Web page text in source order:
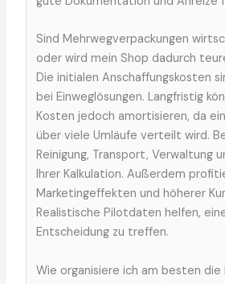
Sind Mehrwegverpackungen
oder wird mein Shop dadurch
Die initialen Anschaffungskosten
bei Einweglösungen. Langfristig
Kosten jedoch amortisieren, da
über viele Umläufe verteilt wird.
Reinigung, Transport, Verwaltung
Ihrer Kalkulation. Außerdem
Marketingeffekten und höherer
Realistische Pilotdaten helfen,
Entscheidung zu treffen.
Wie organisiere ich am besten die